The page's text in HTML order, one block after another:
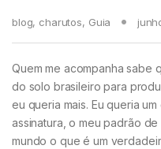
blog, charutos, Guia
Quem me acompanha sabe
do solo brasileiro para
eu queria mais. Eu queria
assinatura, o meu padrão
mundo o que é um